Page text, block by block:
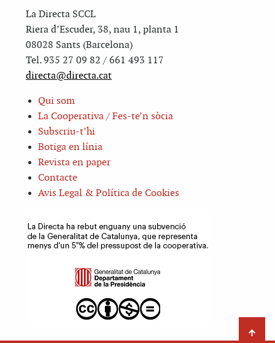
La Directa SCCL
Riera d’Escuder, 38, nau 1, planta 1
08028 Sants (Barcelona)
Tel. 935 27 09 82 / 661 493 117
directa@directa.cat
Qui som
La Cooperativa / Fes-te’n sòcia
Subscriu-t’hi
Botiga en línia
Revista en paper
Contacte
Avis Legal & Política de Cookies